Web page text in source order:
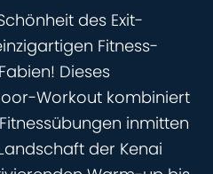
des Exit-
Fitness-
Dieses
Workout kombiniert
inmitten
der Kenai